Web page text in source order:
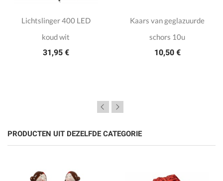
Lichtslinger 400 LED
koud wit
31,95 €
Kaars van geglazuurde
schors 10u
10,50 €
PRODUCTEN UIT DEZELFDE CATEGORIE